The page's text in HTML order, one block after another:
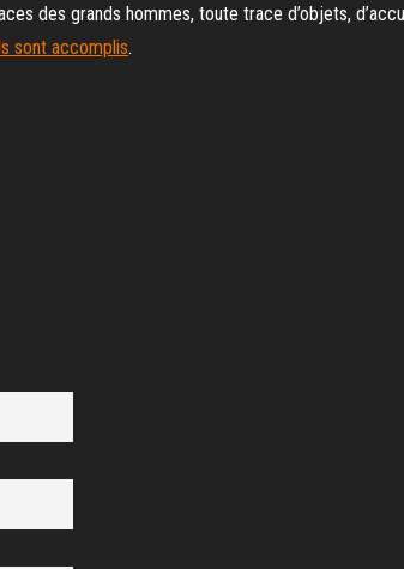
des grands hommes, toute trace d’objets,
sont accomplis.